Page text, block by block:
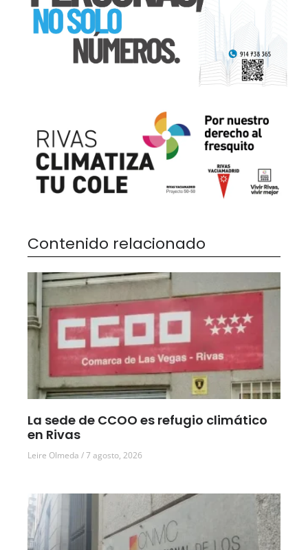
Contenido relacionado
La sede de CCOO es refugio climático
en Rivas
Leire Olmeda 7 agosto, 2026